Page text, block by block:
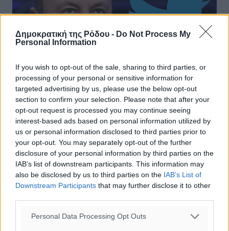
Δημοκρατική της Ρόδου - Do Not Process My
Personal Information
If you wish to opt-out of the sale, sharing to third parties, or
processing of your personal or sensitive information for
targeted advertising by us, please use the below opt-out
section to confirm your selection. Please note that after your
opt-out request is processed you may continue seeing
interest-based ads based on personal information utilized by
us or personal information disclosed to third parties prior to
your opt-out. You may separately opt-out of the further
disclosure of your personal information by third parties on the
IAB’s list of downstream participants. This information may
also be disclosed by us to third parties on the IAB’s List of
Downstream Participants that may further disclose it to other
Personal Data Processing Opt Outs
«Πάρα πολλή δύναμη στα χέρια ενός
ανθρώπου»: Η πρωτοφανής εξαγορά
του Twitter από τον Μασκ
Οργανώσεις για τα δικαιώματα του ανθρώπου και
πολιτικοί, ανησυχούν από την «ιδιωτική στροφή του
Twitter, παρά τις υποσχέσεις του μεγιστάνα ριν δύο
εβδομάδες, πολλοί από τους ...